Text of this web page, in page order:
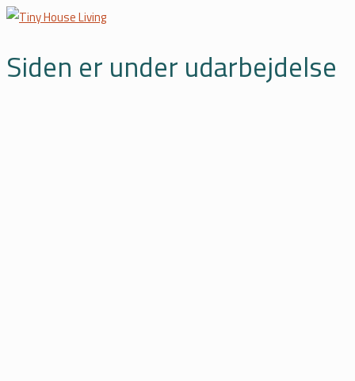
Siden er under udarbejdelse